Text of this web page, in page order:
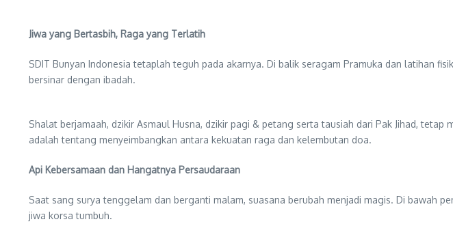
Jiwa yang Bertasbih, Raga yang Terlatih
SDIT Bunyan Indonesia tetaplah teguh pada akarnya. Di balik seragam Pramuka dan latihan
bersinar dengan ibadah.
Shalat berjamaah, dzikir Asmaul Husna, dzikir pagi & petang serta tausiah dari Pak Jihad,
adalah tentang menyeimbangkan antara kekuatan raga dan kelembutan doa.
Api Kebersamaan dan Hangatnya Persaudaraan
Saat sang surya tenggelam dan berganti malam, suasana berubah menjadi magis. Di bawah
jiwa korsa tumbuh.